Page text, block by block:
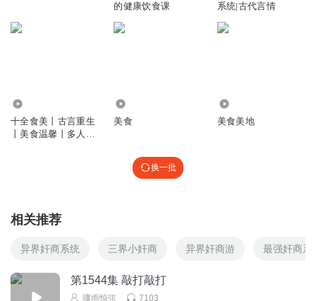
这两人一碰头，我就笑个不停了！！！
这对话忒幽默
了，哈哈哈哈。没给钱………
苏北海笑死我了哈哈哈
回复 2025-08-31
本來就是你自己小題大做嘛
豆子13
哈哈哈，没一个正常的徒弟
的健康饮食课
系统|古代言情
十全食美丨古言重生
丨美食温馨丨多人有
美食 美食美地
换一批
相关推荐
异界奸商系统 三界小奸商 异界奸商游 最强奸商系
第1544集 敲打敲打
骤雨惊弦 7103